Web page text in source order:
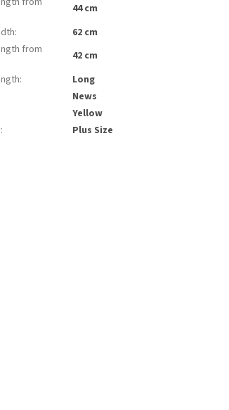
44 cm
:
62 cm
from
42 cm
:
Long
News
Yellow
: Plus Size